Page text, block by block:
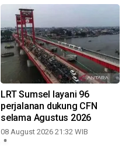
LRT Sumsel layani 96
perjalanan dukung CFN
selama Agustus 2026
08 August 2026 21:32 WIB